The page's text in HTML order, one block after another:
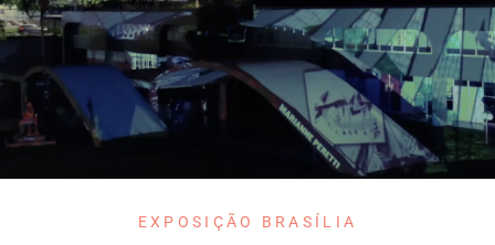
EXPOSIÇÃO BRASÍLIA